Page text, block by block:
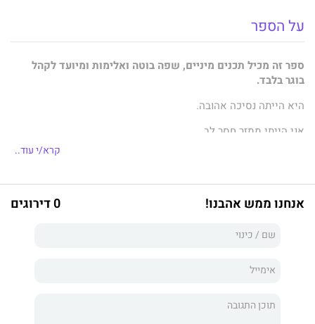
על הספר
ספר זה מכיל תכנים מיניים, שפה בוטה ואלימות ומיועד לקהל
בוגר בלבד.
היא הייתה נסיכה אהובה.
אני הייתי ממזר חסר לב.
הוא נבע ממקום אפל וחסר מעצורים.
הגברים של אחוות אובסידיאן שיחקו בה כבכלי משחק.
עד שהחלטתי לשים לזה סוף.
שעה אפלההוא הספר השלישי בסדרת
קרא/י עוד..
אנחנו ממש אהבנו! 0 דירוגים